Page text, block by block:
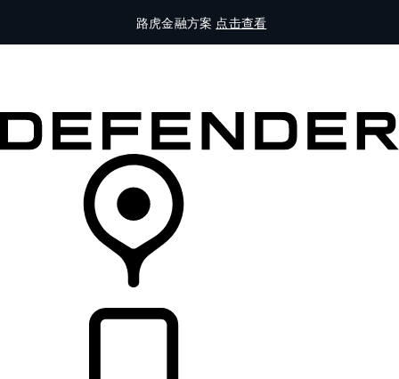
路虎金融方案 点击查看